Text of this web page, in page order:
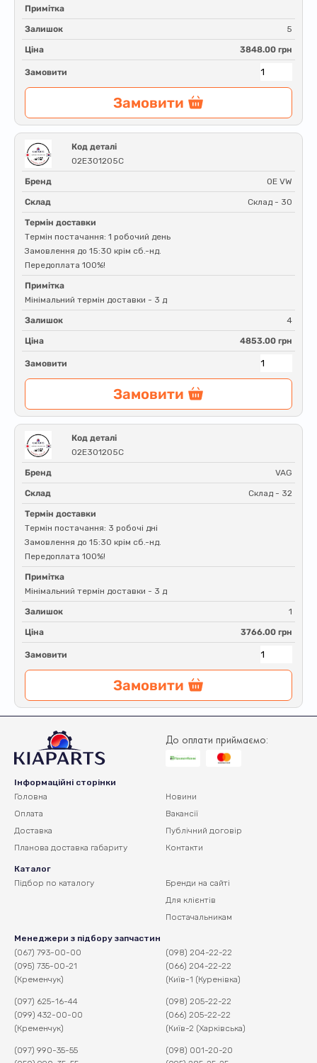
Примітка
Залишок 5
Ціна 3848.00 грн
Замовити
Замовити
Код деталі
02E301205C
Бренд OE VW
Склад Склад - 30
Термін доставки
Термін постачання: 1 робочий день
Замовлення до 15:30 крім сб.-нд.
Передоплата 100%!
Примітка
Мінімальний термін доставки - 3 д
Залишок 4
Ціна 4853.00 грн
Замовити
Замовити
Код деталі
02E301205C
Бренд VAG
Склад Склад - 32
Термін доставки
Термін постачання: 3 робочі дні
Замовлення до 15:30 крім сб.-нд.
Передоплата 100%!
Примітка
Мінімальний термін доставки - 3 д
Залишок 1
Ціна 3766.00 грн
Замовити
Замовити
До оплати приймаємо:
Інформаційні сторінки
Головна
Оплата
Доставка
Планова доставка габариту
Новини
Вакансії
Публічний договір
Контакти
Каталог
Підбор по каталогу
Бренди на сайті
Для клієнтів
Постачальникам
Менеджери з підбору запчастин
(067) 793-00-00
(095) 735-00-21
(Кременчук)
(097) 625-16-44
(099) 432-00-00
(Кременчук)
(097) 990-35-55
(098) 204-22-22
(066) 204-22-22
(Київ-1 (Куренівка)
(098) 205-22-22
(066) 205-22-22
(Київ-2 (Харківська)
(098) 001-20-20